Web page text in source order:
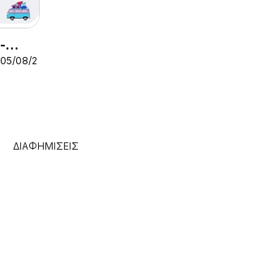
08/2026
ΔΙΑΦΗΜΙΣΕΙΣ